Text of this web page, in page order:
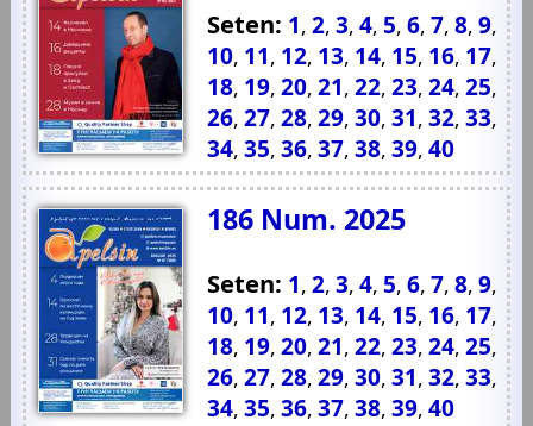
Seten: 1,2,3,4, 5,6,7,8,9,
10, 11, 12, 13, 14, 15, 16, 17,
18, 19,20,21,22,23,24,25,
26,27,28,29,30,31,32,33,
34,35,36,37,38,39,40
186 Num. 2025
Seten: 1,2,3,4, 5,6,7,8,9,
10, 11, 12, 13, 14, 15, 16, 17,
18, 19,20,21,22,23,24,25,
26,27,28,29,30,31,32,33,
34,35,36,37,38,39,40